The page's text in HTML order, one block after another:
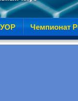
УОР Чемпионат